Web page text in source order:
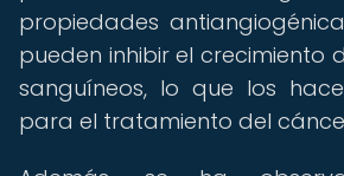
propiedades
pueden inhibir el crecimiento
sanguíneos, lo que los
para el tratamiento del